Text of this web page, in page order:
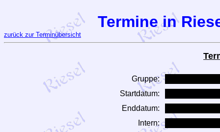
Termine in
zurück zur Terminübersicht
Gruppe:
Startdatum:
Enddatum:
Intern: